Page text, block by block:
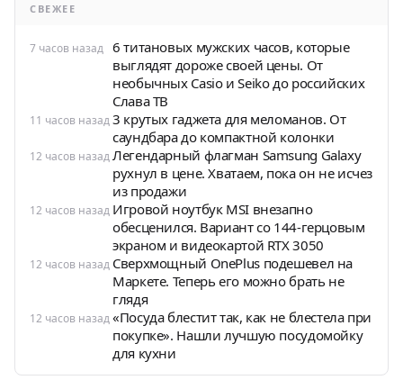
СВЕЖЕЕ
7 часов назад 6 титановых мужских часов, которые
выглядят дороже своей цены. От
необычных Casio и Seiko до российских
Слава ТВ
11 часов назад3 крутых гаджета для меломанов. От
саундбара до компактной колонки
12 часов назадЛегендарный флагман Samsung Galaxy
рухнул в цене. Хватаем, пока он не исчез
из продажи
12 часов назад Игровой ноутбук MSI внезапно
обесценился. Вариант со 144-герцовым
экраном и видеокартой RTX 3050
12 часов назад Сверхмощный OnePlus подешевел на
Маркете. Теперь его можно брать не
глядя
12 часов назад«Посуда блестит так, как не блестела при
покупке». Нашли лучшую посудомойку
для кухни